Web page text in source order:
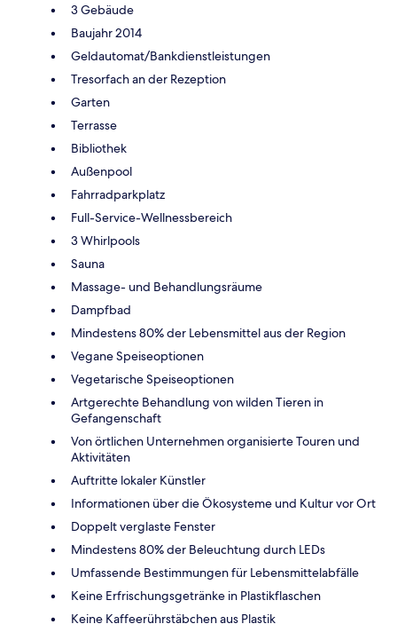
3 Gebäude
Baujahr 2014
Geldautomat/Bankdienstleistungen
Tresorfach an der Rezeption
Garten
Terrasse
Bibliothek
Außenpool
Fahrradparkplatz
Full-Service-Wellnessbereich
3 Whirlpools
Sauna
Massage- und Behandlungsräume
Dampfbad
Mindestens 80% der Lebensmittel aus der Region
Vegane Speiseoptionen
Vegetarische Speiseoptionen
Artgerechte Behandlung von wilden Tieren in
Gefangenschaft
Von örtlichen Unternehmen organisierte Touren und
Aktivitäten
Auftritte lokaler Künstler
Informationen über die Ökosysteme und Kultur vor Ort
Doppelt verglaste Fenster
Mindestens 80% der Beleuchtung durch LEDs
Umfassende Bestimmungen für Lebensmittelabfälle
Keine Erfrischungsgetränke in Plastikflaschen
Keine Kaffeerührstäbchen aus Plastik